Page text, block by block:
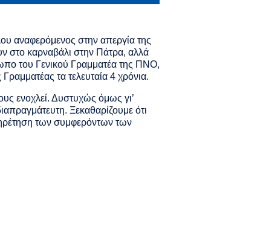
αναφερόμενος στην απεργία της
στο καρναβάλι στην Πάτρα, αλλά
του Γενικού Γραμματέα της ΠΝΟ,
τα τελευταία 4 χρόνια.
ενοχλεί. Δυστυχώς όμως γι’
Ξεκαθαρίζουμε ότι
των συμφερόντων των